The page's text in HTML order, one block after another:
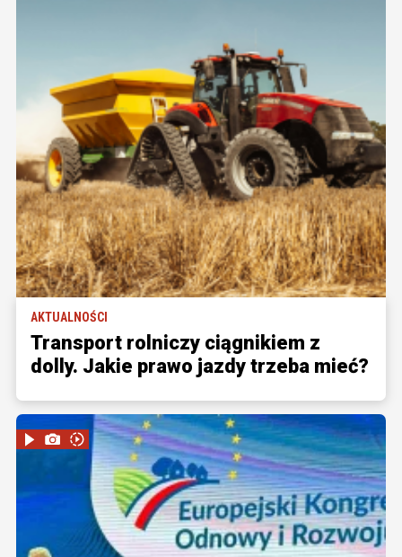
AKTUALNOŚCI
Transport rolniczy ciągnikiem z
dolly. Jakie prawo jazdy trzeba mieć?